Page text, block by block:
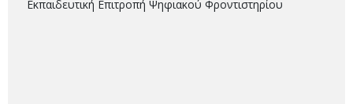
Εκπαιδευτική Επιτροπή Ψηφιακού Φροντιστηρίου